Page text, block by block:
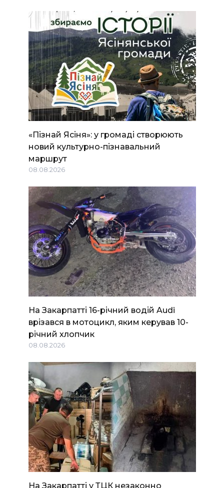
«Пізнай Ясіня»: у громаді створюють
новий культурно-пізнавальний
маршрут
08.08.2026
На Закарпатті 16-річний водій Audi
врізався в мотоцикл, яким керував 10-
річний хлопчик
08.08.2026
На Закарпатті у ТЦК незаконно